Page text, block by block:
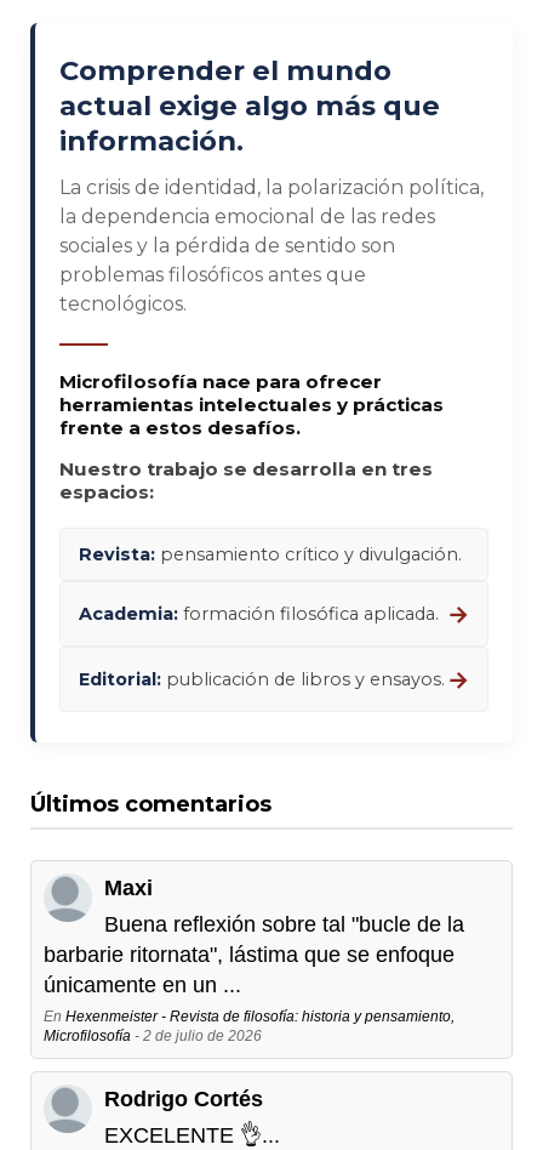
Comprender el mundo
actual exige algo más que
información.
La crisis de identidad, la polarización política,
la dependencia emocional de las redes
sociales y la pérdida de sentido son
problemas filosóficos antes que
tecnológicos.
Microfilosofía nace para ofrecer
herramientas intelectuales y prácticas
frente a estos desafíos.
Nuestro trabajo se desarrolla en tres
espacios:
Revista: pensamiento crítico y divulgación.
Academia: formación filosófica aplicada. →
Editorial: publicación de libros y ensayos. →
Últimos comentarios
Maxi
Buena reflexión sobre tal "bucle de la
barbarie ritornata", lástima que se enfoque
únicamente en un ...
En Hexenmeister - Revista de filosofía: historia y pensamiento,
Microfilosofía - 2 de julio de 2026
Rodrigo Cortés
EXCELENTE 👌...